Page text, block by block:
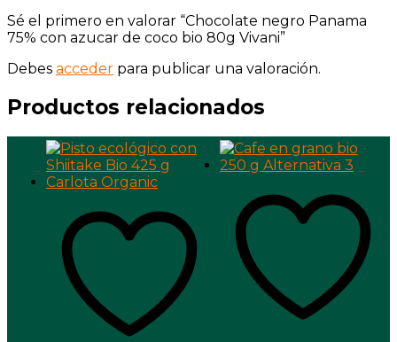
Sé el primero en valorar “Chocolate negro Panama
75% con azucar de coco bio 80g Vivani”
Debes acceder para publicar una valoración.
Productos relacionados